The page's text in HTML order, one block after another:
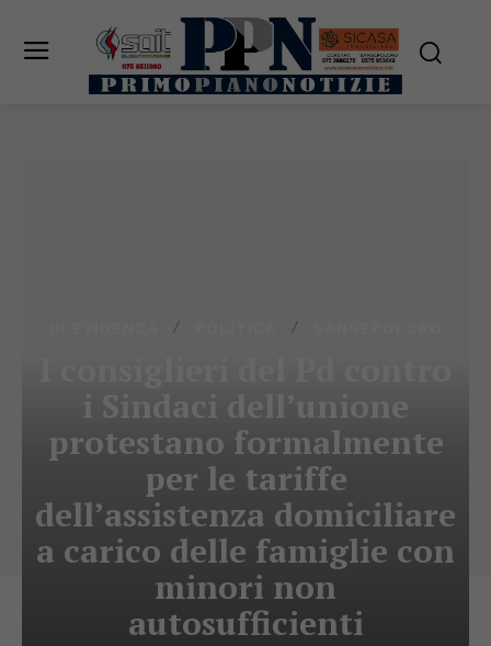
i Sindaci dell’unione
protestano formalmente
per le tariffe
dell’assistenza domiciliare
a carico delle famiglie con
minori non
autosufficienti